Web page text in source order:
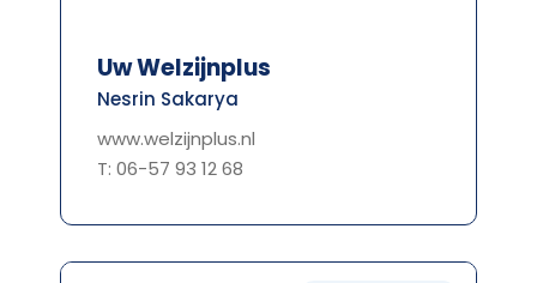
Uw Welzijnplus
Nesrin Sakarya
www.welzijnplus.nl
T: 06-57 93 12 68